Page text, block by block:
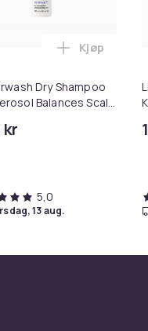
Converter 1080p -
Dry Shampoo
Balances Scalp
Legg K18
Kjøp
5,0
13 aug.